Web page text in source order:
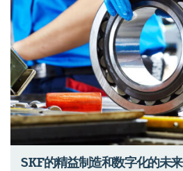
SKF的精益制造和数字化的未来